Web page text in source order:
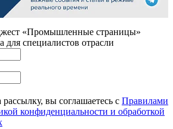
«Промышленные страницы»
для специалистов отрасли
вы соглашаетесь с Правилами
конфиденциальности и обработкой